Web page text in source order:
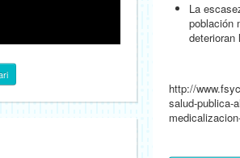
La
población
deterioran
http://
salud-publica-